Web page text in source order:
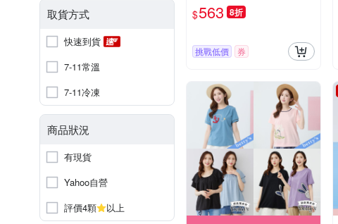
取貨方式
快速到貨
7-11常溫
7-11冷凍
商品狀況
有現貨
Yahoo自營
評價4顆
以上
$563 8折
挑戰低價 券